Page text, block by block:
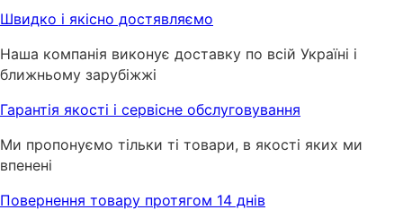
Швидко і якісно достявляємо
Наша компанія виконує доставку по всій Україні і
ближньому зарубіжжі
Гарантія якості і сервісне обслуговування
Ми пропонуємо тільки ті товари, в якості яких ми
впенені
Повернення товару протягом 14 днів